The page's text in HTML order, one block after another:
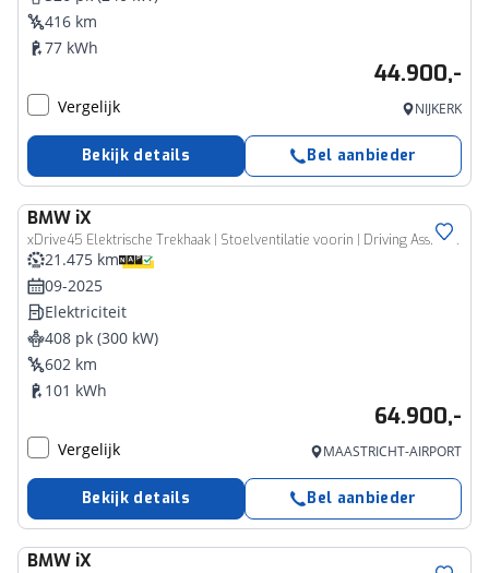
416 km
77 kWh
44.900,-
Vergelijk NIJKERK
Bekijk details Bel aanbieder
BMW iX
xDrive45 Elektrische Trekhaak | Stoelventilatie voorin | Driving Assistant (plus) |
21.475 km
09-2025
Elektriciteit
408 pk (300 kW)
602 km
101 kWh
64.900,-
Vergelijk MAASTRICHT-AIRPORT
Bekijk details Bel aanbieder
BMW iX